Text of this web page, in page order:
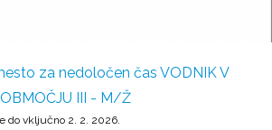
za nedoločen čas VODNIK V
III - M/Ž
do vključno 2. 2. 2026.